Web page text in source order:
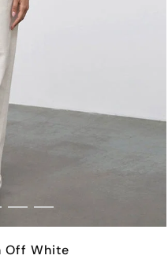
Off White